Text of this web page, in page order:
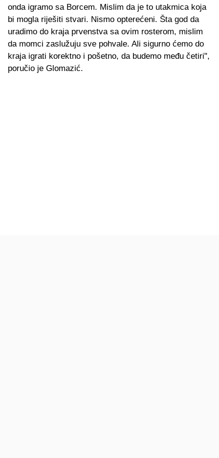
onda igramo sa Borcem. Mislim da je to utakmica koja
bi mogla riješiti stvari. Nismo opterećeni. Šta god da
uradimo do kraja prvenstva sa ovim rosterom, mislim
da momci zaslužuju sve pohvale. Ali sigurno ćemo do
kraja igrati korektno i pošetno, da budemo među četiri",
poručio je Glomazić.